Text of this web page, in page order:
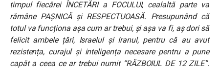
timpul fiecărei ÎNCETĂRI a FOCULUI, cealaltă parte va
rămâne PAȘNICĂ și RESPECTUOASĂ. Presupunând că
totul va funcționa așa cum ar trebui, și așa va fi, aș dori să
felicit ambele țări, Israelul și Iranul, pentru că au avut
rezistența, curajul și inteligența necesare pentru a pune
capăt a ceea ce ar trebui numit “RĂZBOIUL DE 12 ZILE”.